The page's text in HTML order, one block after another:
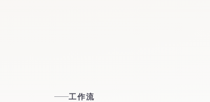
工作流